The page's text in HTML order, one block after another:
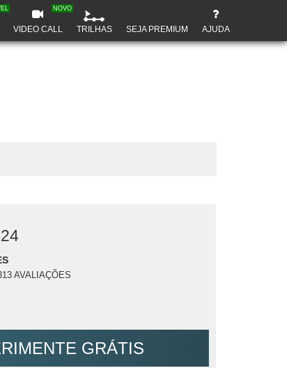
VIDEO CALL
NOVO
TRILHAS SEJA PREMIUM AJUDA
AVALIAÇÕES
GRÁTIS